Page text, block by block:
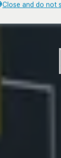
Close and do not